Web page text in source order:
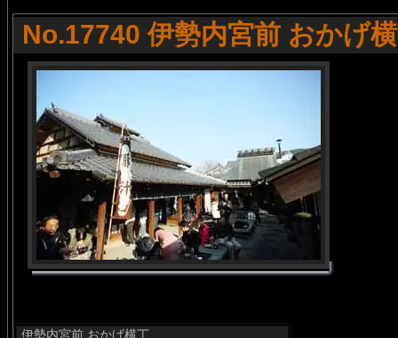
No.17740 伊勢内宮前 おかげ
伊勢内宮前 おかげ横丁